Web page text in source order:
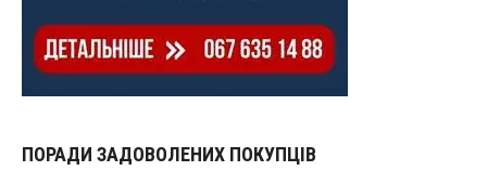
ПОРАДИ ЗАДОВОЛЕНИХ ПОКУПЦІВ